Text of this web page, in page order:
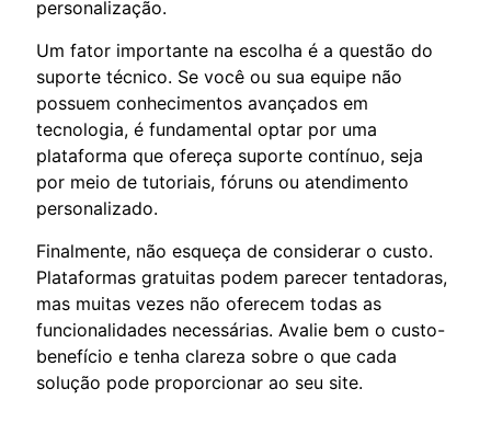
personalização.
Um fator importante na escolha é a questão do
suporte técnico. Se você ou sua equipe não
possuem conhecimentos avançados em
tecnologia, é fundamental optar por uma
plataforma que ofereça suporte contínuo, seja
por meio de tutoriais, fóruns ou atendimento
personalizado.
Finalmente, não esqueça de considerar o custo.
Plataformas gratuitas podem parecer tentadoras,
mas muitas vezes não oferecem todas as
funcionalidades necessárias. Avalie bem o custo-
benefício e tenha clareza sobre o que cada
solução pode proporcionar ao seu site.